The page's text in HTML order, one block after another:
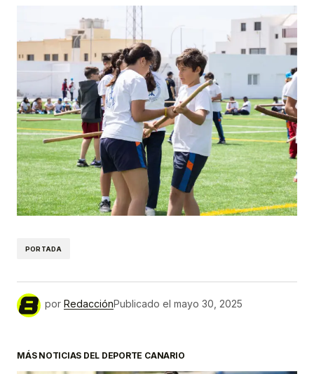
PORTADA
por RedacciónPublicado el mayo 30, 2025
MÁS NOTICIAS DEL DEPORTE CANARIO